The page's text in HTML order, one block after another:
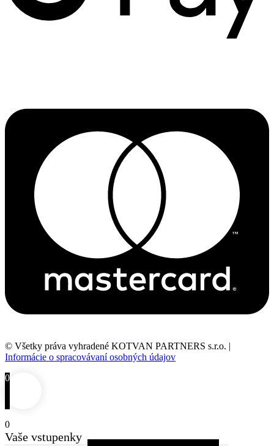
© Všetky práva vyhradené KOTVAN PARTNERS s.r.o. |
Informácie o spracovávaní osobných údajov
0
0
Vaše vstupenky